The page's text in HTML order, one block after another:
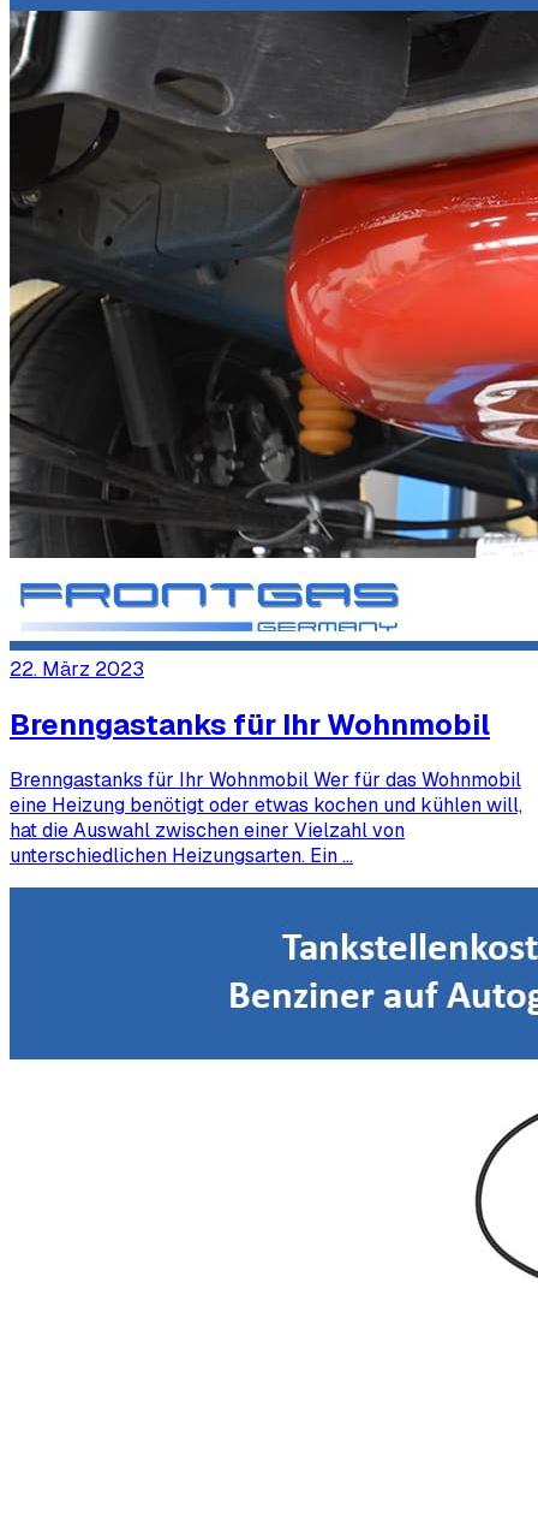
22. März 2023
Brenngastanks für Ihr Wohnmobil
Brenngastanks für Ihr Wohnmobil Wer für das Wohnmobil
eine Heizung benötigt oder etwas kochen und kühlen will,
hat die Auswahl zwischen einer Vielzahl von
unterschiedlichen Heizungsarten. Ein …